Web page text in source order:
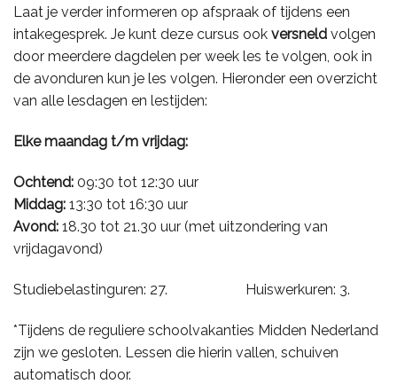
Laat je verder informeren op afspraak of tijdens een
intakegesprek. Je kunt deze cursus ook versneld volgen
door meerdere dagdelen per week les te volgen, ook in
de avonduren kun je les volgen. Hieronder een overzicht
van alle lesdagen en lestijden:
Elke maandag t/m vrijdag:
Ochtend: 09:30 tot 12:30 uur
Middag: 13:30 tot 16:30 uur
Avond: 18.30 tot 21.30 uur (met uitzondering van
vrijdagavond)
Studiebelastinguren: 27. Huiswerkuren: 3.
*Tijdens de reguliere schoolvakanties Midden Nederland
zijn we gesloten. Lessen die hierin vallen, schuiven
automatisch door.